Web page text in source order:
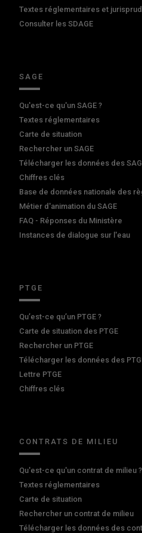
Textes réglementaires et
Consulter les SDAGE
SAGE
Qu'est-ce qu'un SAGE ?
Textes réglementaires
Carte de situation
Rechercher un SAGE
Télécharger les données des
Chiffres clés
Base de données nationale des
Métier d'animation du SAGE
FAQ - Réponses du Ministère
Instances de dialogue sur l'eau
PTGE
Qu’est-ce qu’un PTGE ?
Carte de situation des PTGE
Rechercher un PTGE
Télécharger les données des
Lettre PTGE
Chiffres clés
CONTRATS DE MILIEU
Qu'est-ce qu'un contrat de milieu ?
Textes réglementaires
Carte de situation
Rechercher un contrat de milieu
Télécharger les données des